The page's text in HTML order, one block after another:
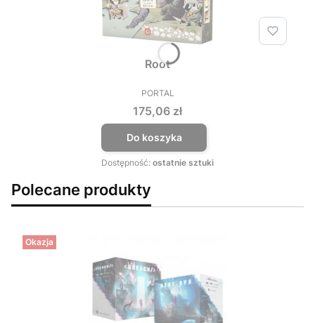
Root
PRODUCENT
PORTAL
Cena
175,06 zł
Do koszyka
Dostępność: ostatnie sztuki
Polecane produkty
Okazja